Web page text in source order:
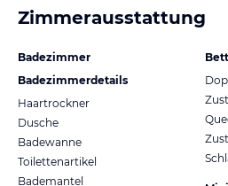
Zimmerausstattung
Badezimmer
Badezimmerdetails
Haartrockner
Dusche
Badewanne
Toilettenartikel
Bademantel